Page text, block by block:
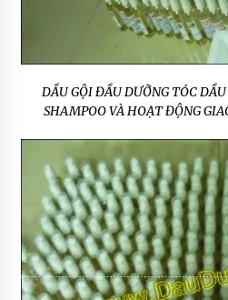
DẦU GỘI ĐẦU DƯỠNG TÓC
SHAMPOO VÀ HOẠT ĐỘNG